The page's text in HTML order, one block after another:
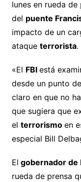
lunes en rueda
del puente
impacto de un
ataque terrorista.
«El FBI está
desde un punto
claro en que no
que sugiera que
el terrorismo en
especial Bill
El gobernador de
rueda de prensa